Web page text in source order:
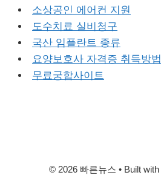
소상공인 에어컨 지원
도수치료 실비청구
국산 임플란트 종류
요양보호사 자격증 취득방법
무료궁합사이트
© 2026 빠른뉴스 • Built with